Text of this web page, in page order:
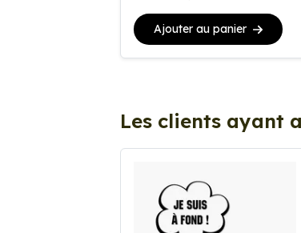
Ajouter au panier
Les clients ayant